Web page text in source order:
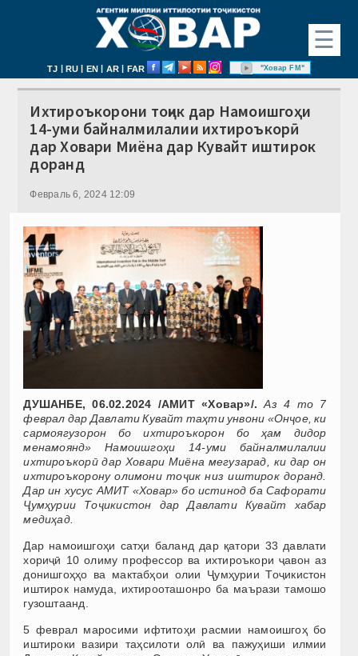
☰
TJ | RU | EN | AR | FAR "Ховар FM"
Ихтироъкорони тоҷик дар Намоишгоҳи
14-уми байналмилалии ихтироъкорӣ
дар Ховари Миёна дар Кувайт иштирок
доранд
Февраль 6, 2024 12:09
ДУШАНБЕ, 06.02.2024 /АМИТ «Ховар»/. Аз 4 то 7
феврал дар Давлати Кувайт таҳти унвони «Онҷое, ки
сармоягузорон бо ихтироъкорон бо ҳам дидор
менамоянд» Намоишгоҳи 14-уми байналмилалии
ихтироъкорӣ дар Ховари Миёна мегузарад, ки дар он
ихтироъкорону олимони тоҷик низ иштирок доранд.
Дар ин хусус АМИТ «Ховар» бо истинод ба Сафорати
Ҷумҳурии Тоҷикистон дар Давлати Кувайт хабар
медиҳад.
Дар намоишгоҳи сатҳи баланд дар қатори 33 давлати
хориҷӣ 10 олиму профессор ва ихтироъкори ҷавон аз
донишгоҳҳо ва мактабҳои олии Ҷумҳурии Тоҷикистон
иштирок намуда, ихтирооташонро ба маърази тамошо
гузоштаанд.
5 феврал маросими ифтитоҳи расмии намоишгоҳ бо
иштироки вазири таҳсилоти олӣ ва пажуҳиши илмии